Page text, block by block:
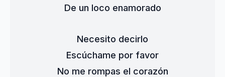
De un loco enamorado
Necesito decirlo
Escúchame por favor
No me rompas el corazón